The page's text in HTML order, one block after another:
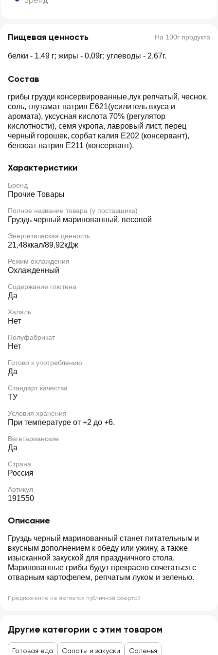
Пищевая ценность На 100г продукта
белки - 1,49 г; жиры - 0,09г; углеводы - 2,67г.
Состав
грибы грузди консервированные,лук репчатый, чеснок,
соль, глутамат натрия Е621(усилитель вкуса и
аромата), уксусная кислота 70% (регулятор
кислотности), семя укропа, лавровый лист, перец
черный горошек, сорбат калия Е202 (консервант),
бензоат натрия Е211 (консервант).
Характеристики
Бренд
Прочие Товары
Полное название товара (у поставщика)
Груздь черный маринованный, весовой
Энергетическая ценность
21,48ккал/89,92кДж
Режим охлаждения
Охлажденный
Содержание глютена
Да
Халяль
Нет
Полуфабрикат
Нет
Готово к употреблению
Да
Стандарт качества
ТУ
Условия хранения
При температуре от +2 до +6.
Вегетарианские
Да
Страна
Россия
Артикул
191550
Описание
Груздь черный маринованный станет питательным и
вкусным дополнением к обеду или ужину, а также
изысканной закуской для праздничного стола.
Маринованные грибы будут прекрасно сочетаться с
отварным картофелем, репчатым луком и зеленью.
Предложение не является публичной офертой
Другие категории с этим товаром
Готовая еда Салаты и закуски Соленья